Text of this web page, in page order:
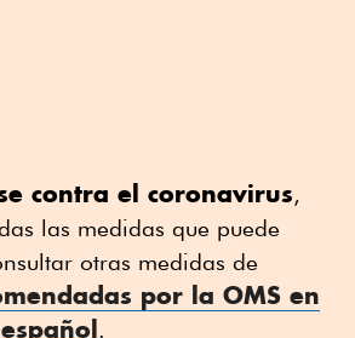
contra el coronavirus,
las medidas que puede
otras medidas de
por la OMS en
.